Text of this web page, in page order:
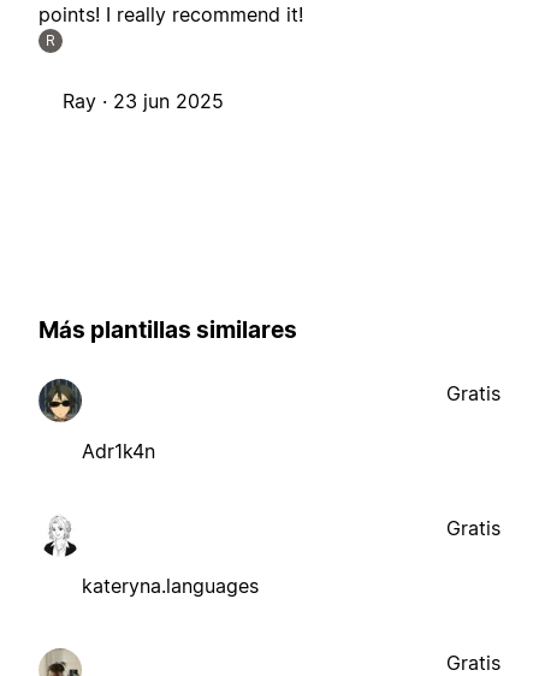
points! I really recommend it!
R
Ray · 23 jun 2025
Más plantillas similares
Adr1k4n
Gratis
kateryna.languages
Gratis
Gratis